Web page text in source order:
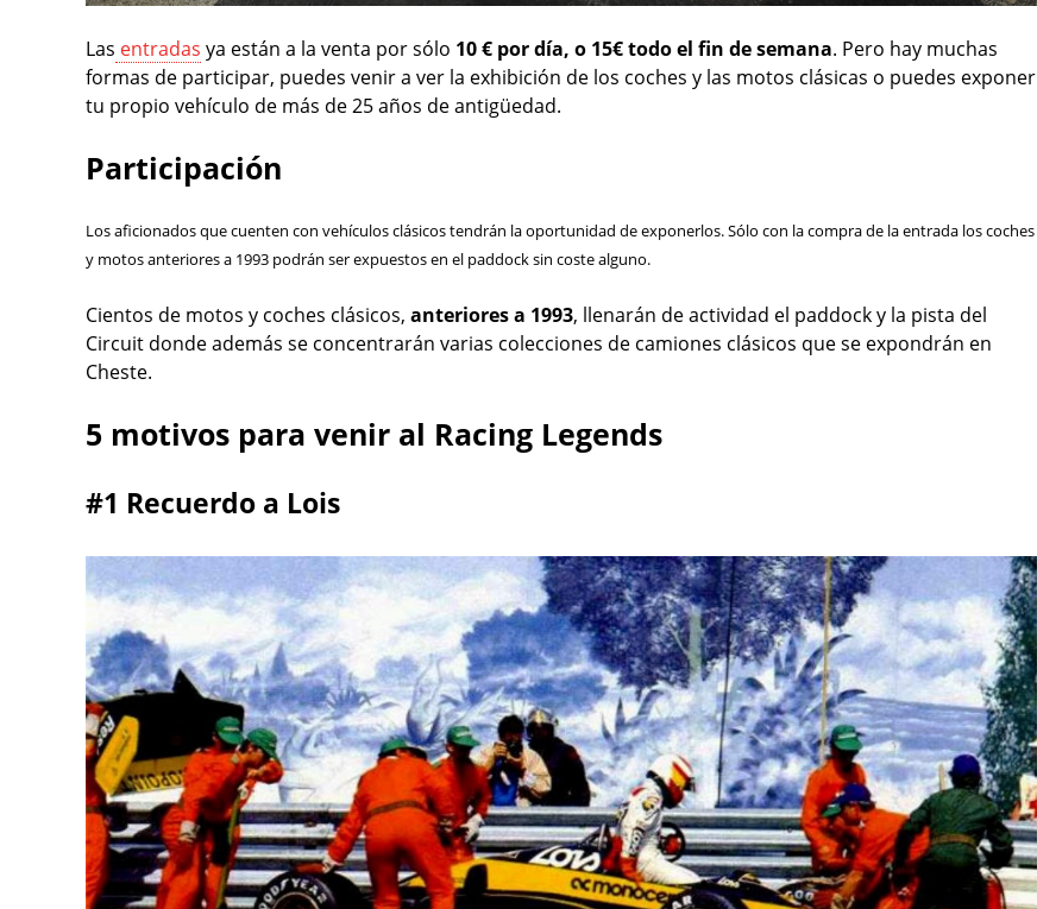
Las entradas ya están a la venta por sólo 10 € por día, o 15€ todo el fin de semana. Pero hay muchas
formas de participar, puedes venir a ver la exhibición de los coches y las motos clásicas o puedes exponer
tu propio vehículo de más de 25 años de antigüedad.
Participación
Los aficionados que cuenten con vehículos clásicos tendrán la oportunidad de exponerlos. Sólo con la compra de la entrada los coches
y motos anteriores a 1993 podrán ser expuestos en el paddock sin coste alguno.
Cientos de motos y coches clásicos, anteriores a 1993, llenarán de actividad el paddock y la pista del
Circuit donde además se concentrarán varias colecciones de camiones clásicos que se expondrán en
Cheste.
5 motivos para venir al Racing Legends
#1 Recuerdo a Lois